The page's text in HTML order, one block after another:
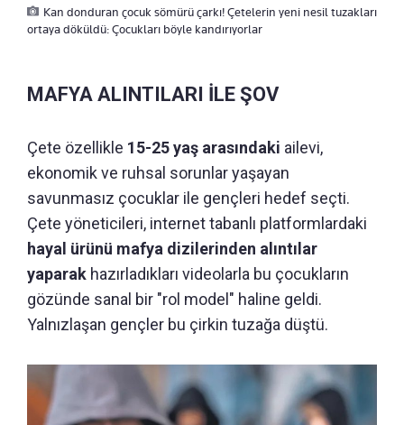
Kan donduran çocuk sömürü çarkı! Çetelerin yeni nesil tuzakları
ortaya döküldü: Çocukları böyle kandırıyorlar
MAFYA ALINTILARI İLE ŞOV
Çete özellikle 15-25 yaş arasındaki ailevi,
ekonomik ve ruhsal sorunlar yaşayan
savunmasız çocuklar ile gençleri hedef seçti.
Çete yöneticileri, internet tabanlı platformlardaki
hayal ürünü mafya dizilerinden alıntılar
yaparak hazırladıkları videolarla bu çocukların
gözünde sanal bir "rol model" haline geldi.
Yalnızlaşan gençler bu çirkin tuzağa düştü.